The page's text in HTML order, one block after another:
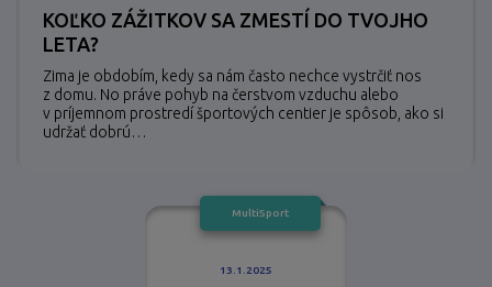
KOĽKO ZÁŽITKOV SA ZMESTÍ DO TVOJHO
LETA?
Zima je obdobím, kedy sa nám často nechce vystrčiť nos
z domu. No práve pohyb na čerstvom vzduchu alebo
v príjemnom prostredí športových centier je spôsob, ako si
udržať dobrú…
13.1.2025
MultiSport